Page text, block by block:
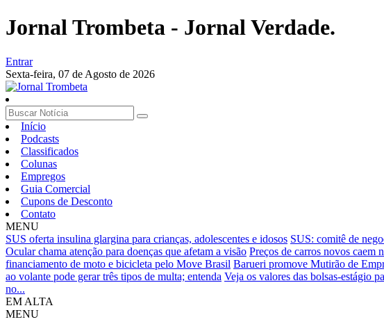
Jornal Trombeta - Jornal Verdade.
Entrar
Sexta-feira, 07 de Agosto de 2026
Início
Podcasts
Classificados
Colunas
Empregos
Guia Comercial
Cupons de Desconto
Contato
MENU
SUS oferta insulina glargina para crianças, adolescentes e idosos SUS: comitê de
Ocular chama atenção para doenças que afetam a visão Preços de carros novos caem
financiamento de moto e bicicleta pelo Move Brasil Barueri promove Mutirão de
ao volante pode gerar três tipos de multa; entenda Veja os valores das bolsas-estágio
no...
EM ALTA
MENU